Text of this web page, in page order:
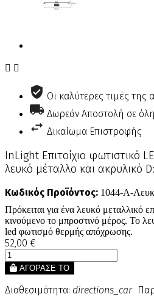
 
Οι καλύτερες τιμές της
Δωρεάν Αποστολή σε
Δικαίωμα Επιστροφής
InLight Επιτοίχιο φωτιστικό
λευκό μέταλλο και ακρυλικό
Κωδικός Προϊόντος: 1044-Α-
Πρόκειται για ένα λευκό μεταλλικό
κινούμενο το μπροστινό μέρος. Το
led φωτισμό θερμής απόχρωσης.
52,00 €
ΑΓΟΡΑΣΕ ΤΟ
Διαθεσιμότητα: directions_car